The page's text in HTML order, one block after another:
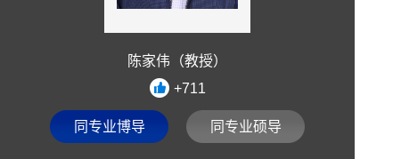
陈家伟（教授）
+711
同专业博导 同专业硕导